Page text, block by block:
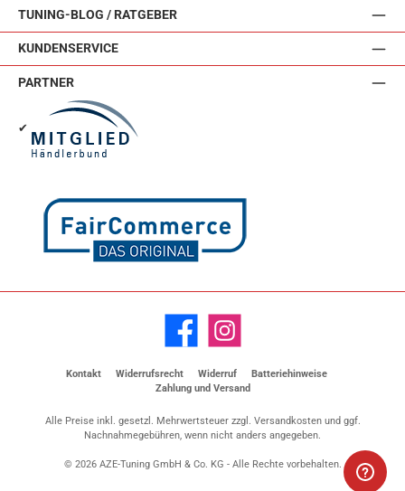
TUNING-BLOG / RATGEBER
KUNDENSERVICE
PARTNER
✔
Facebook Instagram
Kontakt Widerrufsrecht Widerruf
Batteriehinweise
Zahlung und Versand
Alle Preise inkl. gesetzl. Mehrwertsteuer zzgl. Versandkostenund ggf.
Nachnahmegebühren, wenn nicht anders angegeben.
© 2026 AZE-Tuning GmbH & Co. KG - Alle Rechte vorbehalten.